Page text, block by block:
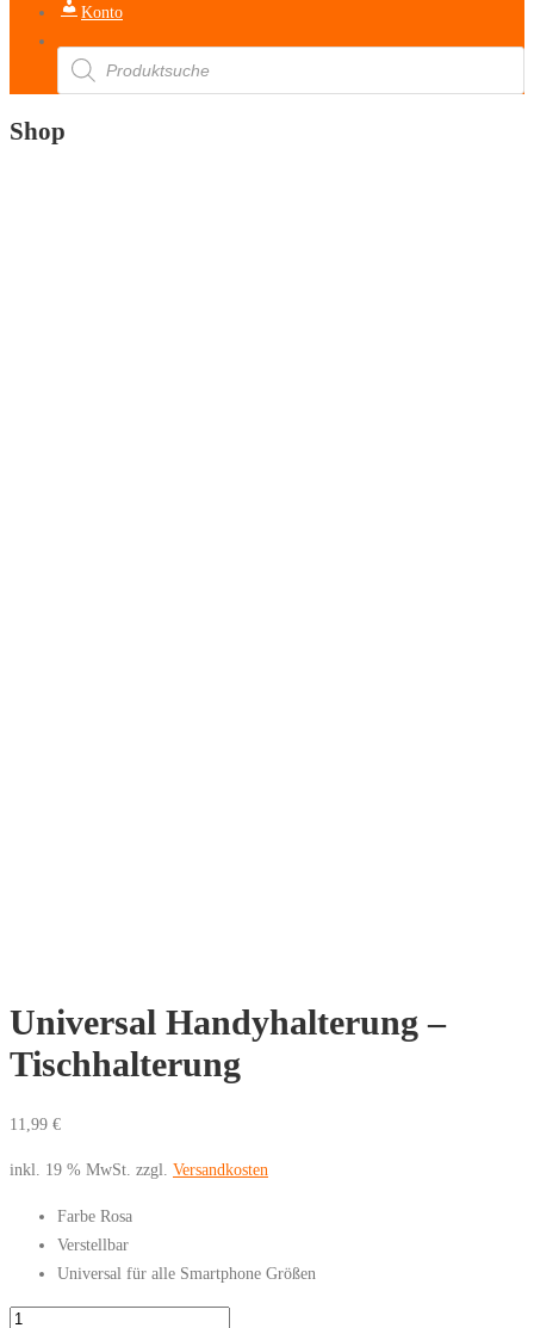
Konto
Products
search
Shop
Universal Handyhalterung –
Tischhalterung
11,99 €
inkl. 19 % MwSt. zzgl. Versandkosten
Farbe Rosa
Verstellbar
Universal für alle Smartphone Größen
Universal